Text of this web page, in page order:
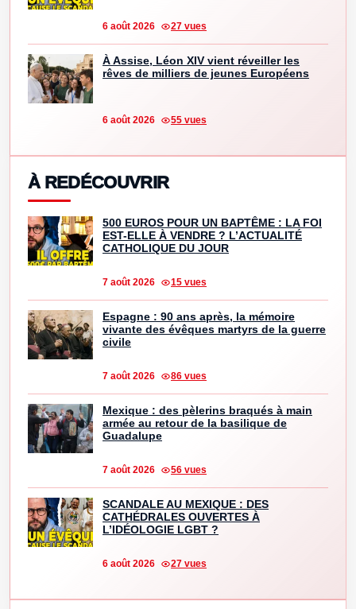
6 août 2026 27 vues
À Assise, Léon XIV vient réveiller les
rêves de milliers de jeunes Européens
6 août 2026 55 vues
À REDÉCOUVRIR
500 EUROS POUR UN BAPTÊME : LA FOI
EST-ELLE À VENDRE ? L’ACTUALITÉ
CATHOLIQUE DU JOUR
7 août 2026 15 vues
Espagne : 90 ans après, la mémoire
vivante des évêques martyrs de la guerre
civile
7 août 2026 86 vues
Mexique : des pèlerins braqués à main
armée au retour de la basilique de
Guadalupe
7 août 2026 56 vues
SCANDALE AU MEXIQUE : DES
CATHÉDRALES OUVERTES À
L’IDÉOLOGIE LGBT ?
6 août 2026 27 vues